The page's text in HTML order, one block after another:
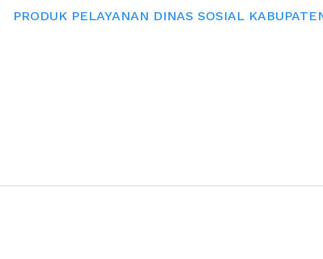
PRODUK PELAYANAN DINAS SOSIAL